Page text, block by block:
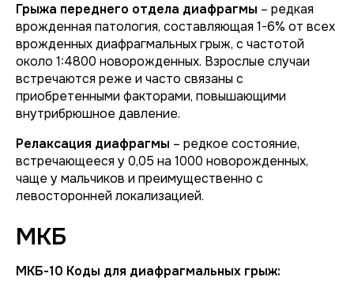
Грыжа переднего отдела диафрагмы – редкая
врожденная патология, составляющая 1-6% от всех
врожденных диафрагмальных грыж, с частотой
около 1:4800 новорожденных. Взрослые случаи
встречаются реже и часто связаны с
приобретенными факторами, повышающими
внутрибрюшное давление.
Релаксация диафрагмы – редкое состояние,
встречающееся у 0,05 на 1000 новорожденных,
чаще у мальчиков и преимущественно с
левосторонней локализацией.
МКБ
МКБ-10 Коды для диафрагмальных грыж: